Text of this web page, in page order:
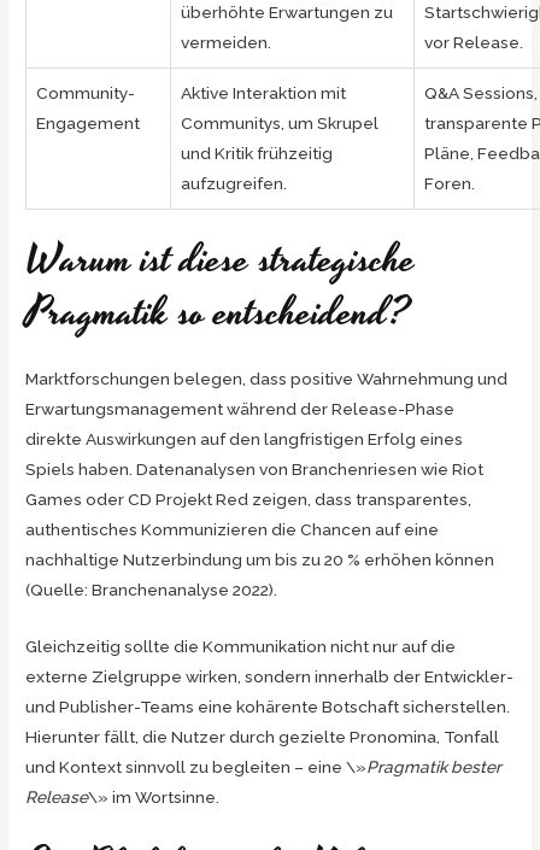
überhöhte Erwartungen zu
vermeiden.
vor Release.
Community-
Engagement
Aktive Interaktion mit
Communitys, um Skrupel
und Kritik frühzeitig
aufzugreifen.
Q&A Sessions,
transparente
Pläne,
Foren.
Warum ist diese strategische
Pragmatik so entscheidend?
Marktforschungen belegen, dass positive Wahrnehmung und
Erwartungsmanagement während der Release-Phase
direkte Auswirkungen auf den langfristigen Erfolg eines
Spiels haben. Datenanalysen von Branchenriesen wie Riot
Games oder CD Projekt Red zeigen, dass transparentes,
authentisches Kommunizieren die Chancen auf eine
nachhaltige Nutzerbindung um bis zu 20 % erhöhen können
(Quelle: Branchenanalyse 2022).
Gleichzeitig sollte die Kommunikation nicht nur auf die
externe Zielgruppe wirken, sondern innerhalb der Entwickler-
und Publisher-Teams eine kohärente Botschaft sicherstellen.
Hierunter fällt, die Nutzer durch gezielte Pronomina, Tonfall
und Kontext sinnvoll zu begleiten – eine \»Pragmatik bester
Release\» im Wortsinne.